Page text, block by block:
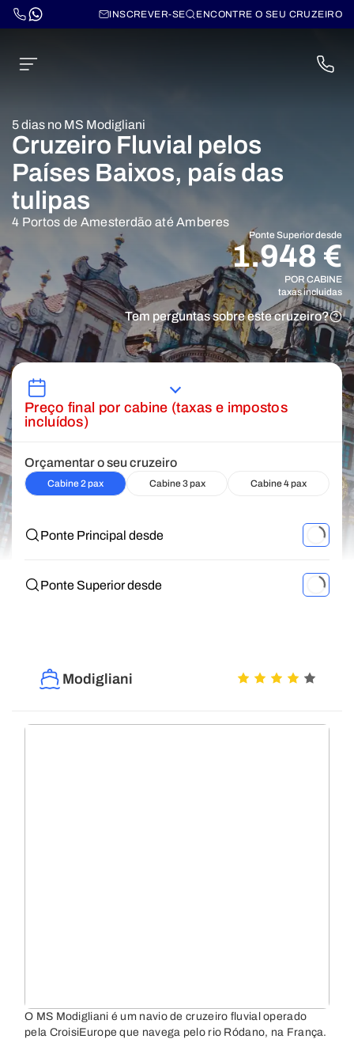
INSCREVER-SE ENCONTRE O SEU CRUZEIRO
5 dias no MS Modigliani
Cruzeiro Fluvial pelos
Países Baixos, país das
tulipas
4 Portos de Amesterdão até Amberes
Ponte Superior desde
1.948 €
POR CABINE
taxas incluidas
Tem perguntas sobre este cruzeiro?
Preço final por cabine (taxas e impostos
incluídos)
Orçamentar o seu cruzeiro
Cabine 2 pax Cabine 3 pax Cabine 4 pax
Ponte Principal desde
Ponte Superior desde
Modigliani
O MS Modigliani é um navio de cruzeiro fluvial operado
pela CroisiEurope que navega pelo rio Ródano, na França.